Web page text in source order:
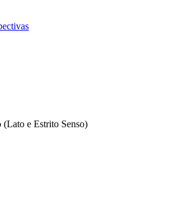
(Lato e Estrito Senso)